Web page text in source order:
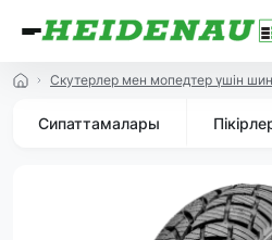
Скутерлер мен мопедтер үшін
Сипаттамалары